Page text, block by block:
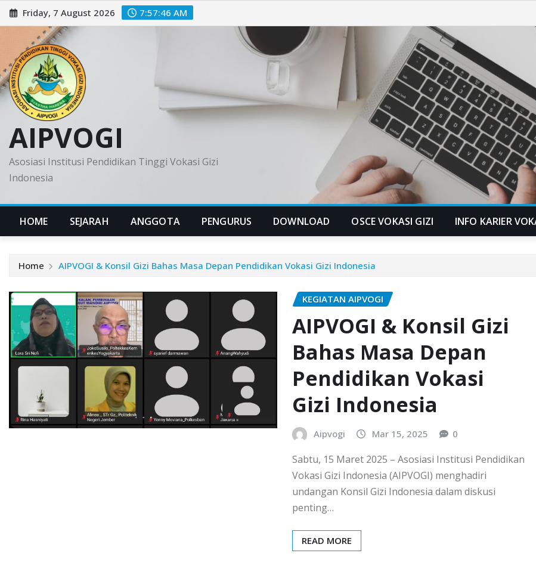
Skip
to
content
Friday, 7 August 2026 7:57:47 AM
AIPVOGI
Asosiasi Institusi Pendidikan Tinggi Vokasi Gizi
Indonesia
HOME SEJARAH ANGGOTA PENGURUS DOWNLOAD OSCE VOKASI GIZI INFO KARIER
Home AIPVOGI & Konsil Gizi Bahas Masa Depan Pendidikan Vokasi Gizi Indonesia
KEGIATAN AIPVOGI
AIPVOGI & Konsil Gizi
Bahas Masa Depan
Pendidikan Vokasi
Gizi Indonesia
Aipvogi Mar 15, 2025 0
Sabtu, 15 Maret 2025 – Asosiasi Institusi Pendidikan
Vokasi Gizi Indonesia (AIPVOGI) menghadiri
undangan Konsil Gizi Indonesia dalam diskusi
penting…
READ MORE